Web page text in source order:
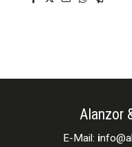
Alanzor
E-Mail: info